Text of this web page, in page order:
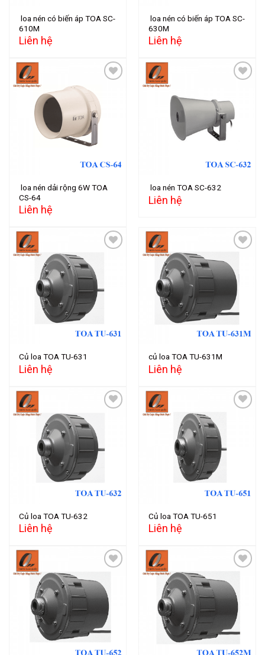
loa nén có biến áp TOA SC-
610M
Liên hệ
loa nén có biến áp TOA SC-
630M
Liên hệ
Add to
wishlist
loa nén dải rộng 6W TOA
CS-64
Liên hệ
Add to
wishlist
loa nén TOA SC-632
Liên hệ
wishlist
Củ loa TOA TU-631
Liên hệ
Add to
wishlist
củ loa TOA TU-631M
Liên hệ
Add to
wishlist
Củ loa TOA TU-632
Liên hệ
wishlist
Củ loa TOA TU-651
Liên hệ
Add to
wishlist
Add to
wishlist